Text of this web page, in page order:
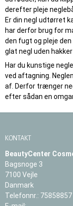
derefter pleje
Er din negl udtørret
har derfor brug for
den fugt og pleje den
glat negl uden hakker
Har du kunstige
ved aftagning.
af. Derfor trænger
efter sådan en
KONTAKT
BeautyCenter
Bagsnoge 3
7100 Vejle
Danmark
Telefonnr.: 75858857